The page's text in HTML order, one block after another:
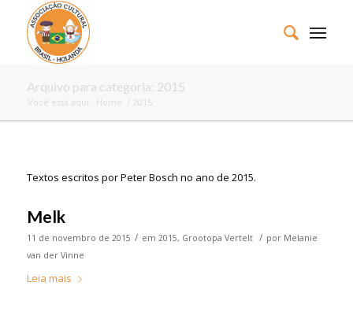
Arquivo para categoria: 2015
Você está aqui: Home / 2015
Textos escritos por Peter Bosch no ano de 2015.
Melk
11 de novembro de 2015 / em 2015, Grootopa Vertelt / por Melanie
van der Vinne
Leia mais